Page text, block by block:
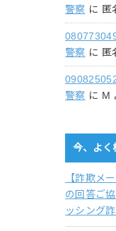
警察 に 匿
警察 に 匿
警察 に M
今、よく
【詐欺メ
の回答ご
ッシング